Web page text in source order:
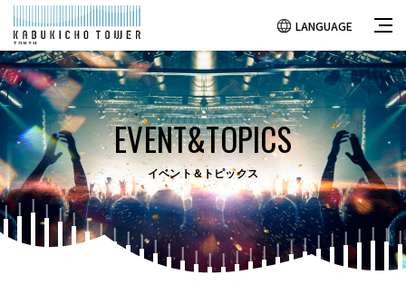
LANGUAGE
EVENT&TOPICS
イベント＆トピックス